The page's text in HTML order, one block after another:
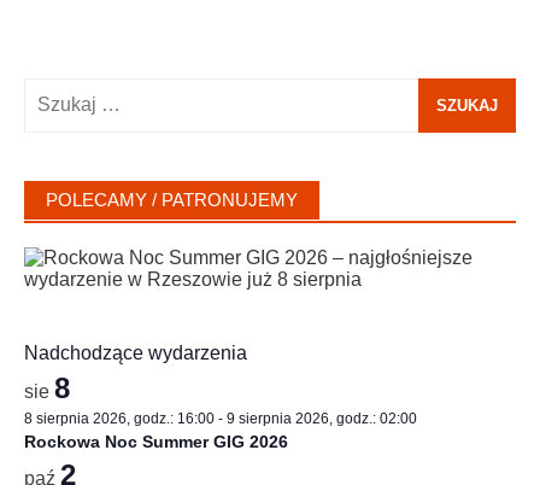
POLECAMY / PATRONUJEMY
Nadchodzące wydarzenia
sie 8
8 sierpnia 2026, godz.: 16:00 - 9 sierpnia 2026, godz.: 02:00
Rockowa Noc Summer GIG 2026
paź 2